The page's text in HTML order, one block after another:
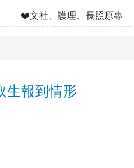
❤️文社、護理、長照原專
生報到情形